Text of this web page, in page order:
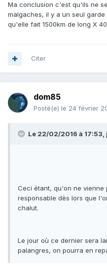
Ma conclusion c'est qu'ils ne
malgaches, il y a un seul
qu'elle fait 1500km de long X
Citer
dom85
Posté(e) le 24 février
Le 22/02/2016 à 17:53,
Ceci étant, qu'on ne vienne
responsable dès lors que
chalut.
Le jour où ce dernier sera
palangres, on pourra en